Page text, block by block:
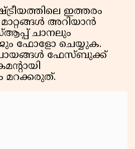
ഇത്തരം
അറിയാൻ
ചാനലും
ഫോളോ ചെയ്യുക.
ഫേസ്ബുക്ക്
മറക്കരുത്.